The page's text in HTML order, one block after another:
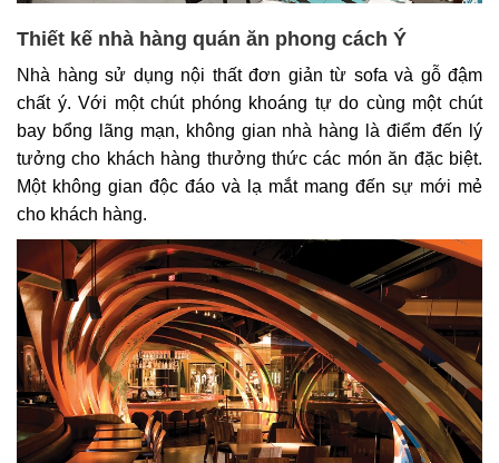
Thiết kế nhà hàng quán ăn phong cách Ý
Nhà hàng sử dụng nội thất đơn giản từ sofa và gỗ đậm
chất ý. Với một chút phóng khoáng tự do cùng một chút
bay bổng lãng mạn, không gian nhà hàng là điểm đến lý
tưởng cho khách hàng thưởng thức các món ăn đặc biệt.
Một không gian độc đáo và lạ mắt mang đến sự mới mẻ
cho khách hàng.